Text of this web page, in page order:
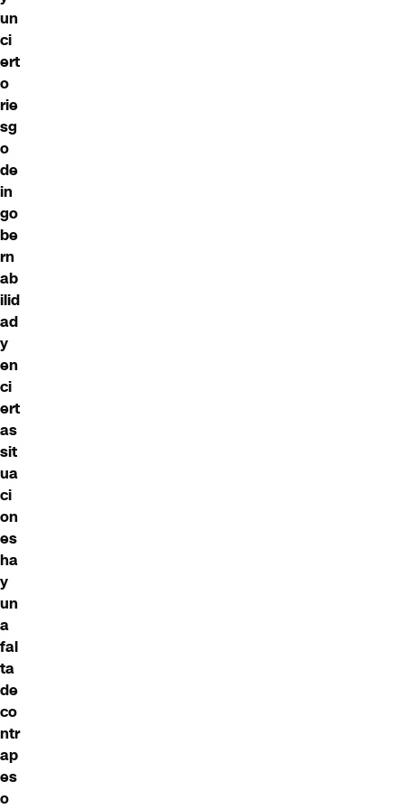
un
ci
ert
o
rie
sg
o
de
in
go
be
rn
ab
ilid
ad
y
en
ci
ert
as
sit
ua
ci
on
es
ha
y
un
a
fal
ta
de
co
ntr
ap
es
o